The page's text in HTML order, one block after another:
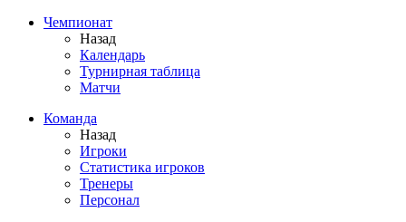
Чемпионат
Назад
Календарь
Турнирная таблица
Матчи
Команда
Назад
Игроки
Статистика игроков
Тренеры
Персонал